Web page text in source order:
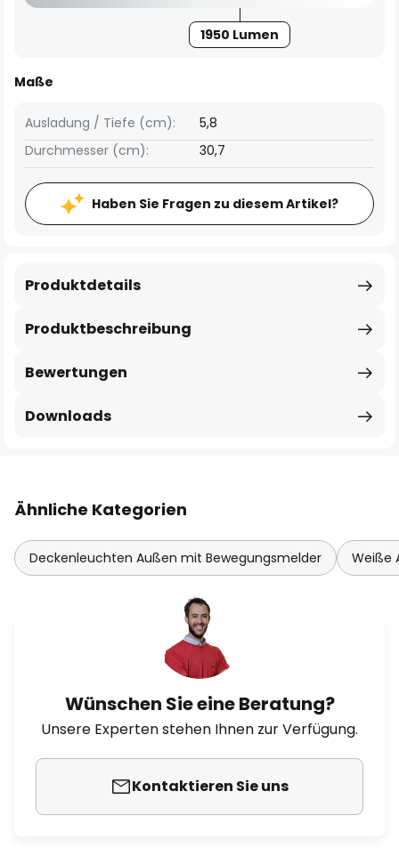
1950 Lumen
Maße
Ausladung / Tiefe (cm):
5,8
Durchmesser (cm):
30,7
Haben Sie Fragen zu diesem Artikel?
Produktbeschreibung
Produktdetails
Bewertungen
Downloads
Ähnliche Kategorien
Deckenleuchten Außen mit Bewegungsmelder Weiße
Wünschen Sie eine Beratung?
Unsere Experten stehen Ihnen zur Verfügung.
Kontaktieren Sie uns